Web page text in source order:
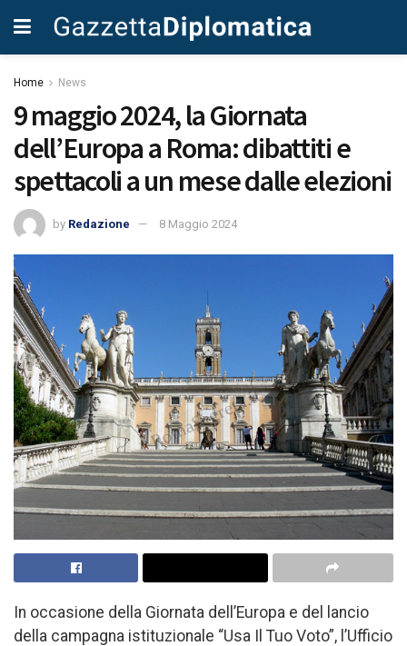
Home News
9 maggio 2024, la Giornata
dell’Europa a Roma: dibattiti e
spettacoli a un mese dalle elezioni
by Redazione 8 Maggio 2024
In occasione della Giornata dell’Europa e del lancio
della campagna istituzionale “Usa Il Tuo Voto”, l’Ufficio